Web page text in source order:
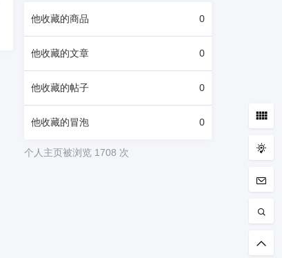
他收藏的商品 0
他收藏的文章 0
他收藏的帖子 0
他收藏的冒泡 0
个人主页被浏览 1708 次